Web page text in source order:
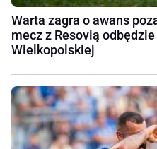
Warta zagra o awans
mecz z Resovią
Wielkopolskiej